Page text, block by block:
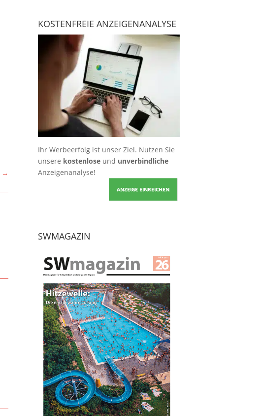
→
KOSTENFREIE ANZEIGENANALYSE
Ihr Werbeerfolg ist unser Ziel. Nutzen Sie
unsere kostenloseund unverbindliche
Anzeigenanalyse!
ANZEIGE EINREICHEN
SWMAGAZIN